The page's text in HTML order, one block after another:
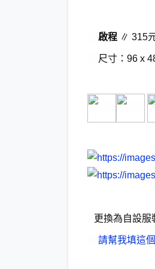
啟程 ∥ 315
尺寸：96 x
更換為自設服
請幫我填這